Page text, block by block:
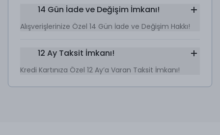
14 Gün İade ve Değişim İmkanı!
Alışverişlerinize Özel 14 Gün İade ve Değişim Hakkı!
12 Ay Taksit İmkanı!
Kredi Kartınıza Özel 12 Ay’a Varan Taksit İmkanı!